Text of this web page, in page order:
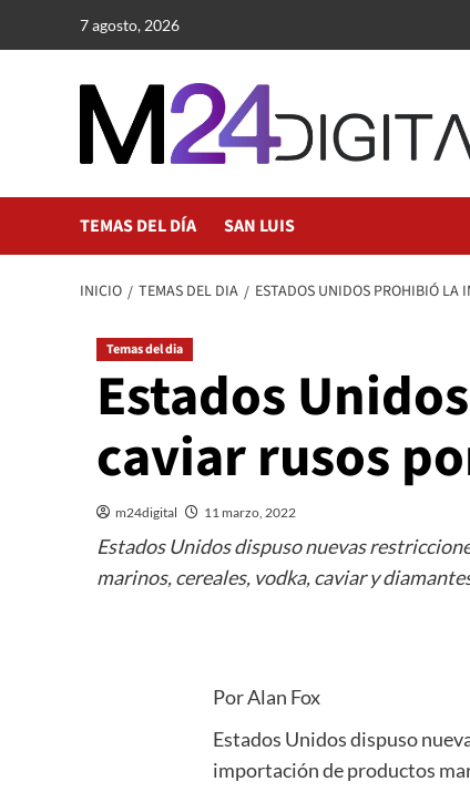
7 agosto, 2026
TEMAS DEL DÍA SAN LUIS
INICIO TEMAS DEL DIA ESTADOS UNIDOS PROHIBIÓ LA
Temas del dia
Estados
caviar rusos
m24digital 11 marzo, 2022
Estados Unidos dispuso nuevas
marinos, cereales, vodka, caviar y
Por Alan Fox
Estados Unidos dispuso
importación de productos